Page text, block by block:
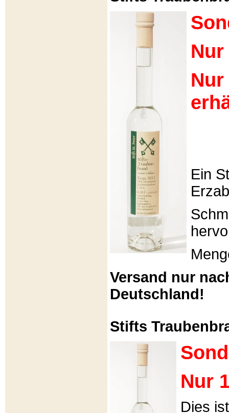
Nur
Ein
Versand nur
Deutschland!
Stifts
Nur
Dies